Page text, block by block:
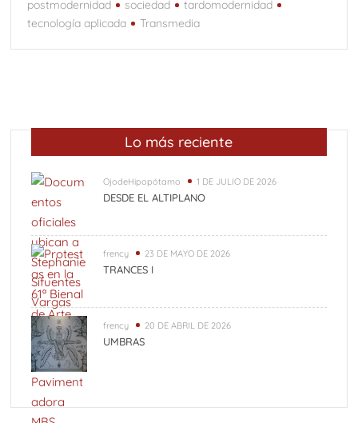
trasmutaciones
arte cubano conceptual
Vedados (Parte 1)
Osiel, el capo libre
Chiapas riqueza cultural.
postmodernidad
sociedad
tardomodernidad
tecnología aplicada
Transmedia
Lo más reciente
OjodeHipopótamo 1 DE JULIO DE 2026
DESDE EL ALTIPLANO
frency 23 DE MAYO DE 2026
TRANCES I
frency 20 DE ABRIL DE 2026
UMBRAS